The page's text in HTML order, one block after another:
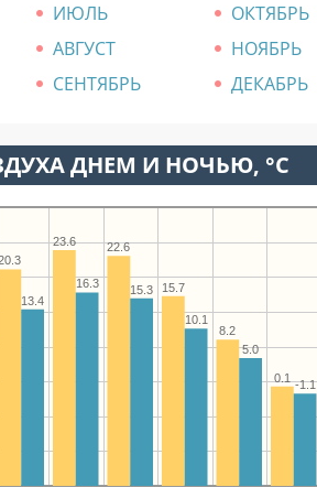
ИЮЛЬ
ОКТЯБРЬ
АВГУСТ
НОЯБРЬ
СЕНТЯБРЬ ДЕКАБРЬ
ДНЕМ И НОЧЬЮ, °C
0.1
8.2
15.7
22.6
23.6
-1.1
5.0
10.1
15.3
16.3
13.4